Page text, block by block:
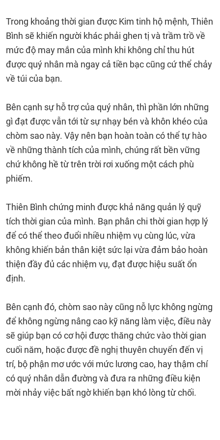
Trong khoảng thời gian được Kim tinh hộ mệnh, Thiên
Bình sẽ khiến người khác phải ghen tị và trầm trồ về
mức độ may mắn của mình khi không chỉ thu hút
được quý nhân mà ngay cả tiền bạc cũng cứ thể chảy
về túi của bạn.
Bên cạnh sự hỗ trợ của quý nhân, thì phần lớn những
gì đạt được vẫn tới từ sự nhạy bén và khôn khéo của
chòm sao này. Vậy nên bạn hoàn toàn có thể tự hào
về những thành tích của mình, chúng rất bền vững
chứ không hề từ trên trời rơi xuống một cách phù
phiếm.
Thiên Bình chứng minh được khả năng quản lý quỹ
tích thời gian của mình. Bạn phân chi thời gian hợp lý
để có thể theo đuổi nhiều nhiệm vụ cùng lúc, vừa
không khiến bản thân kiệt sức lại vừa đảm bảo hoàn
thiện đầy đủ các nhiệm vụ, đạt được hiệu suất ổn
định.
Bên cạnh đó, chòm sao này cũng nỗ lực không ngừng
để không ngừng nâng cao kỹ năng làm việc, điều này
sẽ giúp bạn có cơ hội được thăng chức vào thời gian
cuối năm, hoặc được đề nghị thuyên chuyển đến vị
trí, bộ phận mơ ước với mức lương cao, hay thậm chí
có quý nhân dẫn đường và đưa ra những điều kiện
mời nhảy việc bất ngờ khiến bạn khó lòng từ chối.